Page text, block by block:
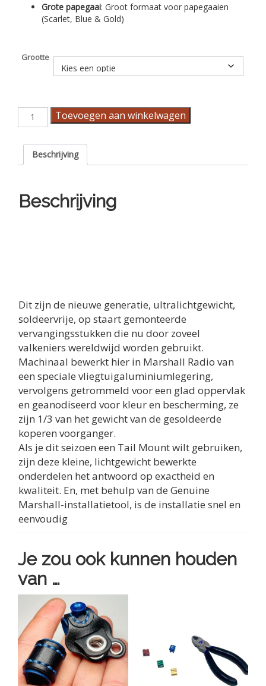
Grote papegaai: Groot formaat voor papegaaien
(Scarlet, Blue & Gold)
Grootte
Marshall
Aluminium
stukken
aantal
Toevoegen aan winkelwagen
Beschrijving
Beschrijving
Dit zijn de nieuwe generatie, ultralichtgewicht,
soldeervrije, op staart gemonteerde
vervangingsstukken die nu door zoveel
valkeniers wereldwijd worden gebruikt.
Machinaal bewerkt hier in Marshall Radio van
een speciale vliegtuigaluminiumlegering,
vervolgens getrommeld voor een glad oppervlak
en geanodiseerd voor kleur en bescherming, ze
zijn 1/3 van het gewicht van de gesoldeerde
koperen voorganger.
Als je dit seizoen een Tail Mount wilt gebruiken,
zijn deze kleine, lichtgewicht bewerkte
onderdelen het antwoord op exactheid en
kwaliteit. En, met behulp van de Genuine
Marshall-installatietool, is de installatie snel en
eenvoudig
Je zou ook kunnen houden
van …